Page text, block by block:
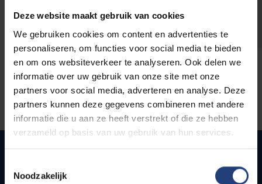
Deze website maakt gebruik van cookies
We gebruiken cookies om content en advertenties te
personaliseren, om functies voor social media te bieden
en om ons websiteverkeer te analyseren. Ook delen we
informatie over uw gebruik van onze site met onze
partners voor social media, adverteren en analyse. Deze
partners kunnen deze gegevens combineren met andere
informatie die u aan ze heeft verstrekt of die ze hebben
verzameld op basis van uw gebruik van hun services.
Noodzakelijk
Quick links